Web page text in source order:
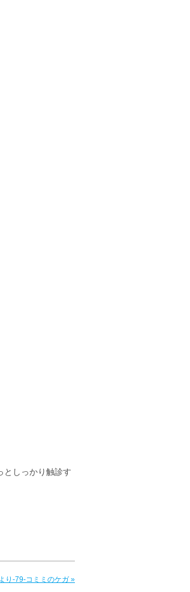
としっかり触診す
り-79-コミミのケガ »